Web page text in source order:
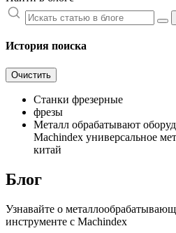
История поиска
Очистить
Станки фрезерные
фрезы
Металл обрабатывают
Machindex универсальное
китай
Блог
Узнавайте о
инструменте с Machindex